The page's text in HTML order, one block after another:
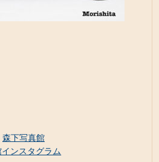
森下写真館
ンスタグラム